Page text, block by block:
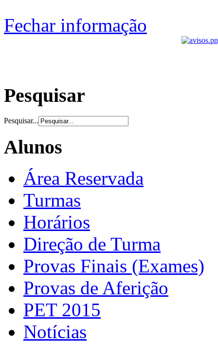
Fechar informação
Pesquisar
Pesquisar...
Alunos
Área Reservada
Turmas
Horários
Direção de Turma
Provas Finais (Exames)
Provas de Aferição
PET 2015
Notícias